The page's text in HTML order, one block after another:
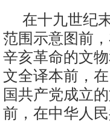
在十九世纪
范围示意图前
辛亥革命的文
文全译本前，
国共产党成立
前，在中华人